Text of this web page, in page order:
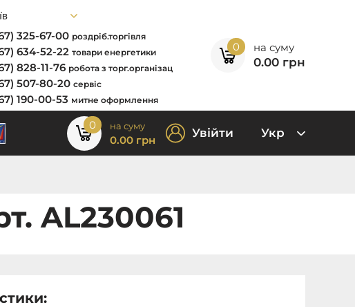
325-67-00 роздріб.торгівля
634-52-22 товари енергетики
828-11-76 робота з торг.організац
507-80-20 сервіс
190-00-53 митне оформлення
0 на суму
0.00 грн
0 на суму
0.00 грн Увійти Укр
AL230061